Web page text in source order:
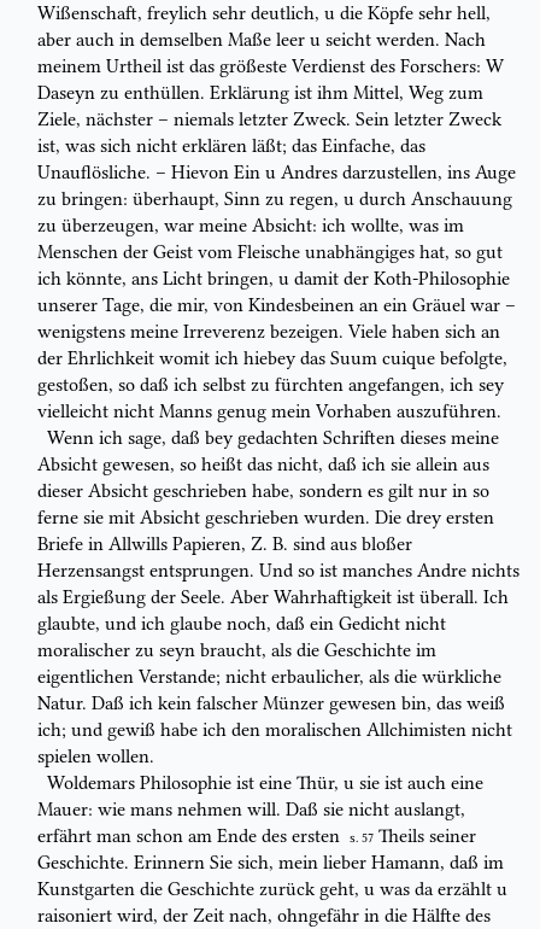
Wißenschaft, freylich sehr deutlich, u die Köpfe sehr hell,
aber auch in demselben Maße leer u seicht werden. Nach
meinem Urtheil ist das größeste Verdienst des Forschers: W
Daseyn zu enthüllen. Erklärung ist ihm Mittel, Weg zum
Ziele, nächster – niemals letzter Zweck. Sein letzter Zweck
ist, was sich nicht erklären läßt; das Einfache, das
Unauflösliche. – Hievon Ein u Andres darzustellen, ins Auge
zu bringen: überhaupt, Sinn zu regen, u durch Anschauung
zu überzeugen, war meine Absicht: ich wollte, was im
Menschen der Geist vom Fleische unabhängiges hat, so gut
ich könnte, ans Licht bringen, u damit der Koth-Philosophie
unserer Tage, die mir, von Kindesbeinen an ein Gräuel war –
wenigstens meine Irreverenz bezeigen. Viele haben sich an
der Ehrlichkeit womit ich hiebey das Suum cuique befolgte,
gestoßen, so daß ich selbst zu fürchten angefangen, ich sey
vielleicht nicht Manns genug mein Vorhaben auszuführen.
Wenn ich sage, daß bey gedachten Schriften dieses meine
Absicht gewesen, so heißt das nicht, daß ich sie allein aus
dieser Absicht geschrieben habe, sondern es gilt nur in so
ferne sie mit Absicht geschrieben wurden. Die drey ersten
Briefe in Allwills Papieren, Z. B. sind aus bloßer
Herzensangst entsprungen. Und so ist manches Andre nichts
als Ergießung der Seele. Aber Wahrhaftigkeit ist überall. Ich
glaubte, und ich glaube noch, daß ein Gedicht nicht
moralischer zu seyn braucht, als die Geschichte im
eigentlichen Verstande; nicht erbaulicher, als die würkliche
Natur. Daß ich kein falscher Münzer gewesen bin, das weiß
ich; und gewiß habe ich den moralischen Allchimisten nicht
spielen wollen.
Woldemars Philosophie ist eine Thür, u sie ist auch eine
Mauer: wie mans nehmen will. Daß sie nicht auslangt,
erfährt man schon am Ende des ersten
S. 57 Theils seiner
Geschichte. Erinnern Sie sich, mein lieber Hamann, daß im
Kunstgarten die Geschichte zurück geht, u was da erzählt u
raisoniert wird, der Zeit nach, ohngefähr in die Hälfte des